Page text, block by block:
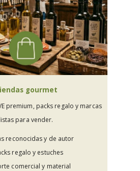
gourmet
premium, packs regalo y marcas
listas para vender.
reconocidas y de autor
regalo y estuches
comercial y material